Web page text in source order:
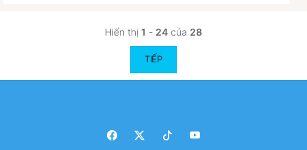
Hiển thị 1 - 24 của 28
TIẾP